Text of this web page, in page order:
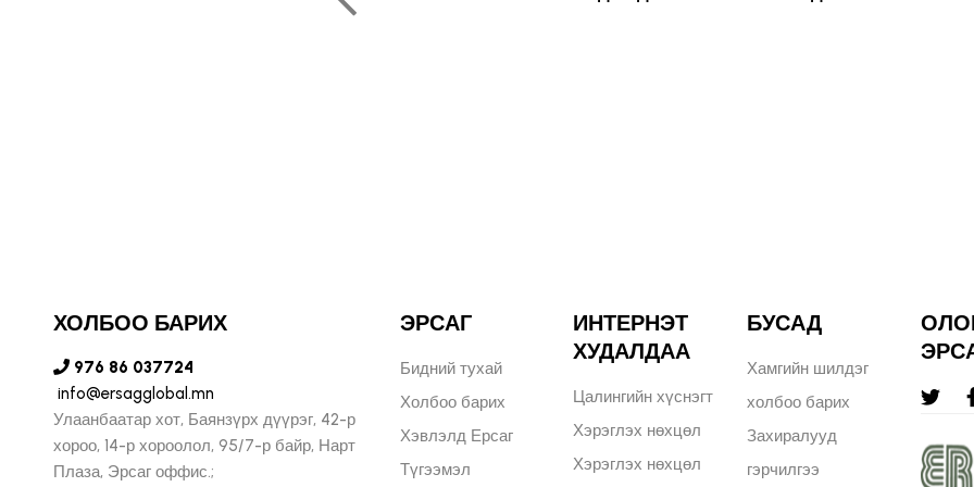
ХОЛБОО БАРИХ
976 86 037724
info@ersagglobal.mn
Улаанбаатар хот, Баянзүрх дүүрэг, 42-р
хороо, 14-р хороолол, 95/7-р байр, Нарт
Плаза, Эрсаг оффис.;
ЭРСАГ
Бидний тухай
Холбоо барих
Хэвлэлд Ерсаг
Түгээмэл
ИНТЕРНЭТ
ХУДАЛДАА
Цалингийн хүснэгт
Хэрэглэх нөхцөл
Хэрэглэх нөхцөл
БУСАД
Хамгийн шилдэг
холбоо барих
Захиралууд
гэрчилгээ